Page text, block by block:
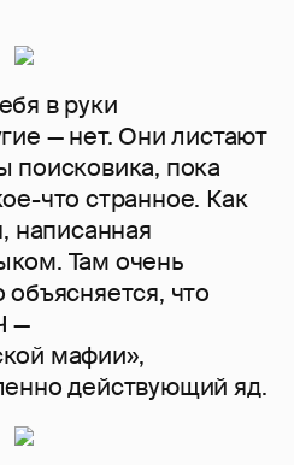
в руки
— нет. Они листают
поисковика, пока
что странное. Как
написанная
Там очень
что
—
мафии»,
действующий яд.